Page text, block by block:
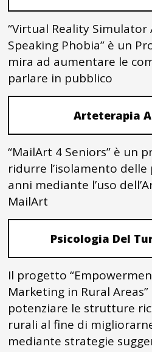
“Virtual Reality Simulator
Speaking Phobia” è un
mira ad aumentare le
parlare in pubblico
Arteterapia
“MailArt 4 Seniors” è un
ridurre l’isolamento
anni mediante l’uso
MailArt
Psicologia Del
Il progetto
Marketing in Rural
potenziare le strutture
rurali al fine di
mediante strategie